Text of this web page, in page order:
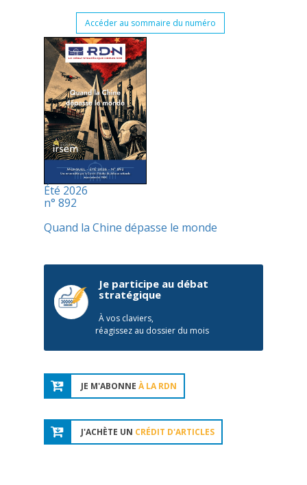
Accéder au sommaire du numéro
Été 2026
n° 892
Quand la Chine dépasse le monde
Je participe au débat
stratégique
À vos claviers,
réagissez au dossier du mois
JE M'ABONNE À LA RDN
J'ACHÈTE UN CRÉDIT D'ARTICLES